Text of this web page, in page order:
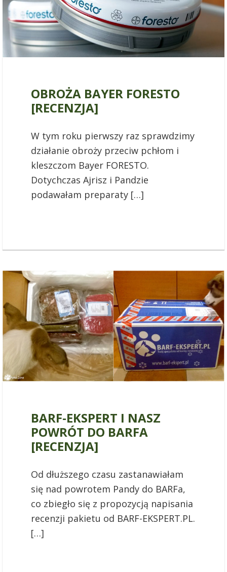
OBROŻA BAYER FORESTO
[RECENZJA]
W tym roku pierwszy raz sprawdzimy
działanie obroży przeciw pchłom i
kleszczom Bayer FORESTO.
Dotychczas Ajrisz i Pandzie
podawałam preparaty […]
BARF-EKSPERT I NASZ
POWRÓT DO BARFA
[RECENZJA]
Od dłuższego czasu zastanawiałam
się nad powrotem Pandy do BARFa,
co zbiegło się z propozycją napisania
recenzji pakietu od BARF-EKSPERT.PL.
[…]